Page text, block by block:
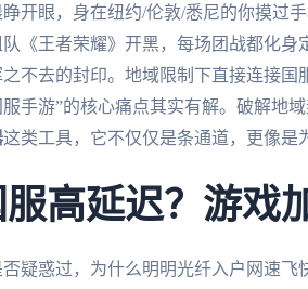
睁开眼，身在纽约/伦敦/悉尼的你摸过
队《王者荣耀》开黑，每场团战都化
之不去的封印。地域限制下直接连接国
服手游”的核心痛点其实有解。破解地
这类工具，它不仅仅是条通道，更像是
服高延迟？游戏
疑惑过，为什么明明光纤入户网速